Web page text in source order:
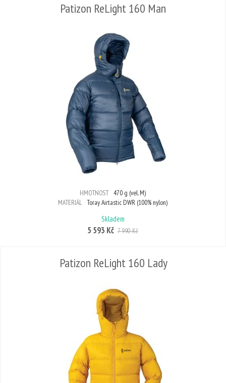
Patizon ReLight 160 Man
HMOTNOST 470 g (vel. M)
MATERIÁL Toray Airtastic DWR (100% nylon)
Skladem
5 593 Kč 7 990 Kč
Patizon ReLight 160 Lady